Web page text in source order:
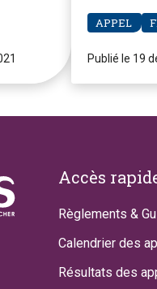
APPEL
Publié le 19
Footer
Accès
Règlements &
Calendrier des
Résultats des